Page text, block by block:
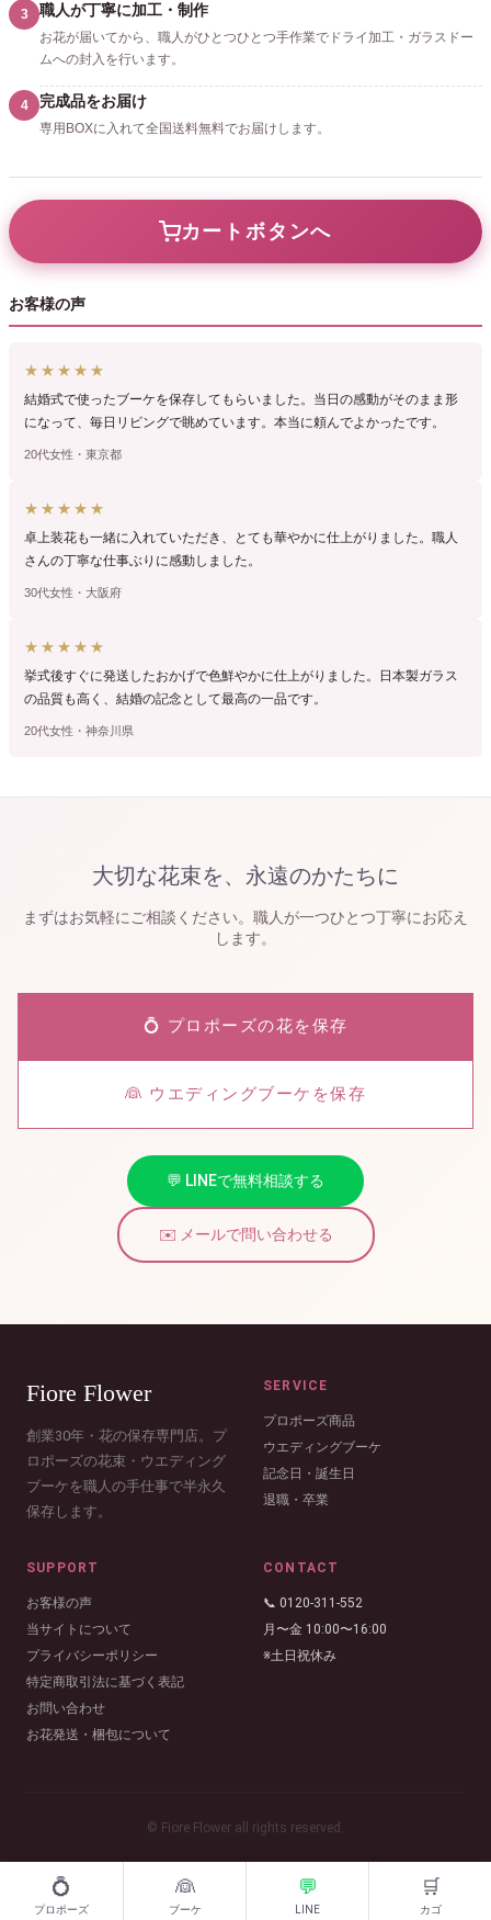
💍
プロポーズ
👰
ブーケ
💬
LINE
🛒
カゴ
3 職人が丁寧に加工・制作
お花が届いてから、職人がひとつひとつ手作業でドライ加工・ガラスドー
ムへの封入を行います。
4 完成品をお届け
専用BOXに入れて全国送料無料でお届けします。
カートボタンへ
お客様の声
★★★★★
結婚式で使ったブーケを保存してもらいました。当日の感動がそのまま形
になって、毎日リビングで眺めています。本当に頼んでよかったです。
20代女性・東京都
★★★★★
卓上装花も一緒に入れていただき、とても華やかに仕上がりました。職人
さんの丁寧な仕事ぶりに感動しました。
30代女性・大阪府
★★★★★
挙式後すぐに発送したおかげで色鮮やかに仕上がりました。日本製ガラス
の品質も高く、結婚の記念として最高の一品です。
20代女性・神奈川県
大切な花束を、永遠のかたちに
まずはお気軽にご相談ください。職人が一つひとつ丁寧にお応え
します。
💍 プロポーズの花を保存
👰 ウエディングブーケを保存
💬 LINEで無料相談する
✉️ メールで問い合わせる
Fiore Flower
創業30年・花の保存専門店。プ
ロポーズの花束・ウエディング
ブーケを職人の手仕事で半永久
保存します。
SERVICE
プロポーズ商品
ウエディングブーケ
記念日・誕生日
退職・卒業
SUPPORT
お客様の声
当サイトについて
プライバシーポリシー
特定商取引法に基づく表記
お問い合わせ
お花発送・梱包について
CONTACT
📞 0120-311-552
月〜金 10:00〜16:00
※土日祝休み
© Fiore Flower all rights reserved.